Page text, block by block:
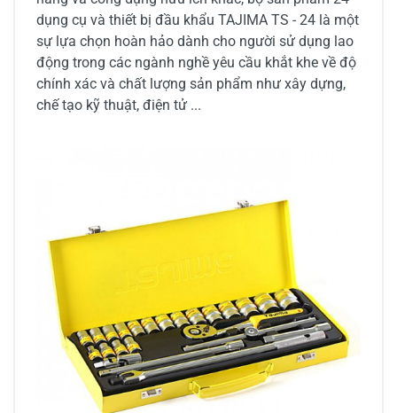
dụng cụ và thiết bị đầu khẩu TAJIMA TS - 24 là một
sự lựa chọn hoàn hảo dành cho người sử dụng lao
động trong các ngành nghề yêu cầu khắt khe về độ
chính xác và chất lượng sản phẩm như xây dựng,
chế tạo kỹ thuật, điện tử ...